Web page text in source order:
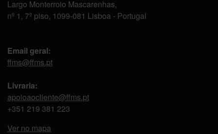
Largo Monterroio Mascarenhas,
nº 1, 7º piso, 1099-081 Lisboa - Portugal
Email geral:
ffms@ffms.pt
Livraria:
apoioaocliente@ffms.pt
+351 219 381 223
Ver no mapa